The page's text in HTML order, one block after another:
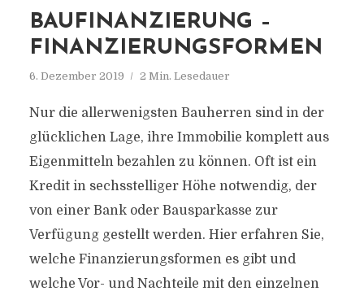
BAUFINANZIERUNG –
FINANZIERUNGSFORMEN
6. Dezember 2019 2 Min. Lesedauer
Nur die allerwenigsten Bauherren sind in der
glücklichen Lage, ihre Immobilie komplett aus
Eigenmitteln bezahlen zu können. Oft ist ein
Kredit in sechsstelliger Höhe notwendig, der
von einer Bank oder Bausparkasse zur
Verfügung gestellt werden. Hier erfahren Sie,
welche Finanzierungsformen es gibt und
welche Vor- und Nachteile mit den einzelnen